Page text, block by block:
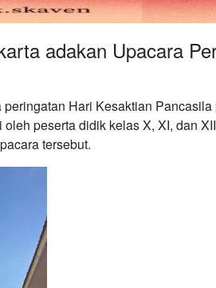
adakan Upacara
Hari Kesaktian
peserta didik kelas X, XI, dan
tersebut.